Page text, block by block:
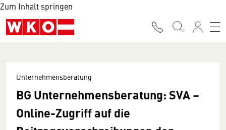
Zum Inhalt springen
Unternehmensberatung
BG Unternehmensberatung: SVA –
Online-Zugriff auf die